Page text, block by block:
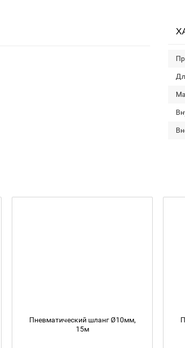
Пневматический шланг Ø10мм,
15м